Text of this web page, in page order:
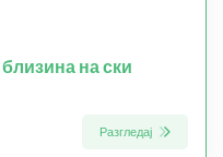
на ски
Разгледај